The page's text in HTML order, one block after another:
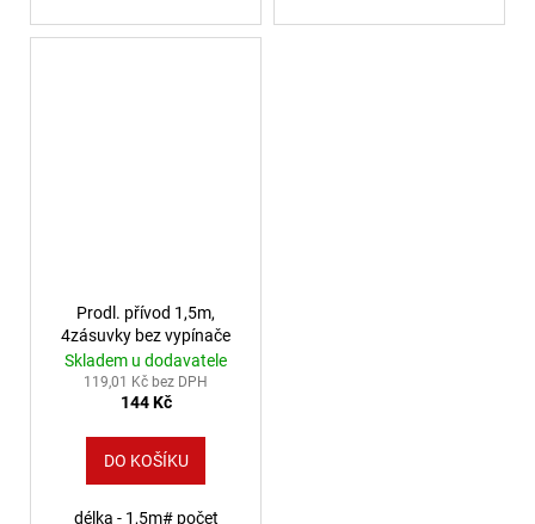
Prodl. přívod 1,5m,
4zásuvky bez vypínače
Skladem u dodavatele
119,01 Kč bez DPH
144 Kč
DO KOŠÍKU
délka - 1,5m# počet